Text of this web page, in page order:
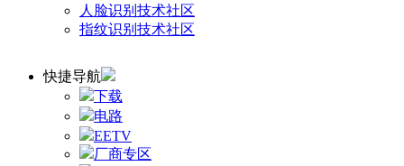
人脸识别技术社区
指纹识别技术社区
快捷导航
下载
电路
EETV
厂商专区